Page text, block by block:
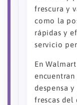
frescura y
como la
rápidas y
servicio
En
despensa
frescas del